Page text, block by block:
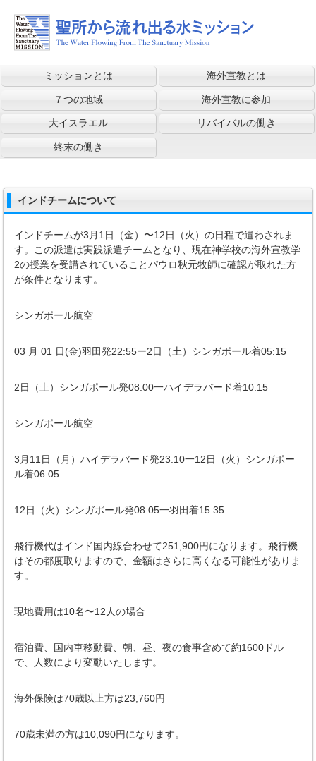
ミッションとは 海外宣教とは
７つの地域 海外宣教に参加
大イスラエル リバイバルの働き
終末の働き
インドチームについて
インドチームが3 月 1 日（金）〜12日（火）の日程で遣わされま
す。この派遣は実践派遣チームとなり、現在神学校の海外宣教学
2の授業を受講されていることパウロ秋元牧師に確認が取れた方
が条件となります。
シンガポール航空
03 月 01 日(金)羽田発22:55ー2日（土）シンガポール着05:15
2日（土）シンガポール発08:00一ハイデラバード着10:15
シンガポール航空
3 月 11 日（月）ハイデラバード発23:10一12日（火）シンガポー
ル着06:05
12日（火）シンガポール発08:05一羽田着15:35
飛行機代はインド国内線合わせて251,900円になります。飛行機
はその都度取りますので、金額はさらに高くなる可能性がありま
す。
現地費用は10名〜12 人の場合
宿泊費、国内車移動費、朝、昼、夜の食事含めて約1600 ドル
で、人数により変動いたします。
海外保険は70歳以上方は23,760円
70歳未満の方は10,090円になります。